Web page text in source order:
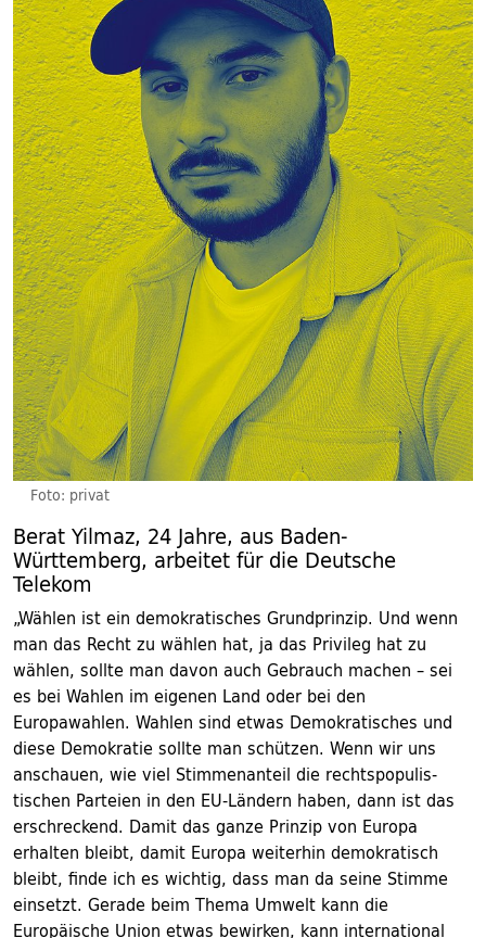
Foto: privat
Berat Yilmaz, 24 Jahre, aus Baden-
Württemberg, arbeitet für die Deutsche
Telekom
„Wählen ist ein demokratisches Grundprinzip. Und wenn
man das Recht zu wählen hat, ja das Privileg hat zu
wählen, sollte man davon auch Gebrauch machen – sei
es bei Wahlen im eigenen Land oder bei den
Europawahlen. Wahlen sind etwas Demokratisches und
diese Demokratie sollte man schützen. Wenn wir uns
anschauen, wie viel Stimmenanteil die rechtspopulis­
tischen Parteien in den EU-Ländern haben, dann ist das
erschreckend. Damit das ganze Prinzip von Europa
erhalten bleibt, damit Europa weiterhin demokratisch
bleibt, finde ich es wichtig, dass man da seine Stimme
einsetzt. Gerade beim Thema Umwelt kann die
Europäische Union etwas bewirken, kann inter­national